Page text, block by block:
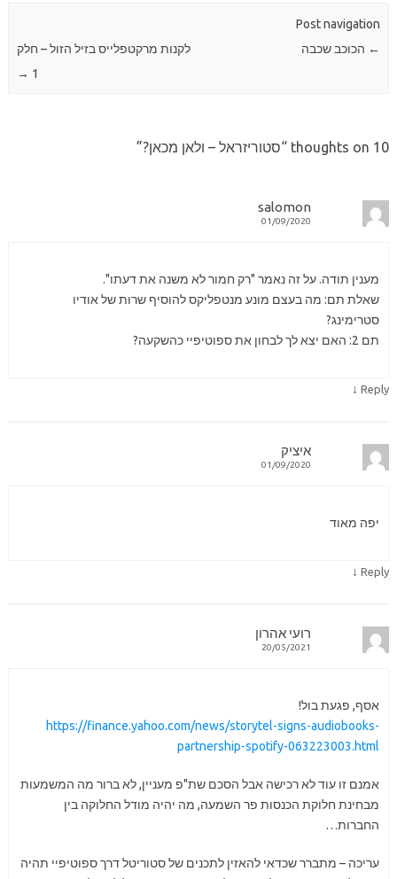
Post navigation
←הכוכב שכבה
לקנות מרקטפלייס בזיל הזול – חלק
1
→
10 thoughts on “ סטוריזראל – ולאן מכאן?”
salomon
01/09/2020
מענין תודה. על זה נאמר "רק חמור לא משנה את דעתו".
שאלת תם: מה בעצם מונע מנטפליקס להוסיף שרות של אודיו
סטרימינג?
תם 2: האם יצא לך לבחון את ספוטיפיי כהשקעה?
Reply
↓
איציק
01/09/2020
יפה מאוד
Reply
↓
רועי אהרון
20/05/2021
אסף, פגעת בול!
https://finance.yahoo.com/news/storytel-signs-audiobooks-
partnership-spotify-063223003.html
אמנם זו עוד לא רכישה אבל הסכם שת"פ מעניין, לא ברור מה המשמעות
מבחינת חלוקת הכנסות פר השמעה, מה יהיה מודל החלוקה בין
החברות…
עריכה – מתברר שכדאי להאזין לתכנים של סטוריטל דרך ספוטיפיי תהיה